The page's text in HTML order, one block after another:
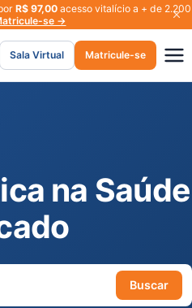
R$ 97,00acesso vitalício a + de 2.200
se →
Sala Virtual Matricule-se
na Saúde
Buscar